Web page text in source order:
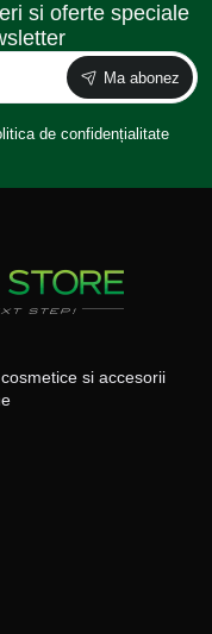
si oferte speciale
Ma abonez
de confidențialitate
si accesorii